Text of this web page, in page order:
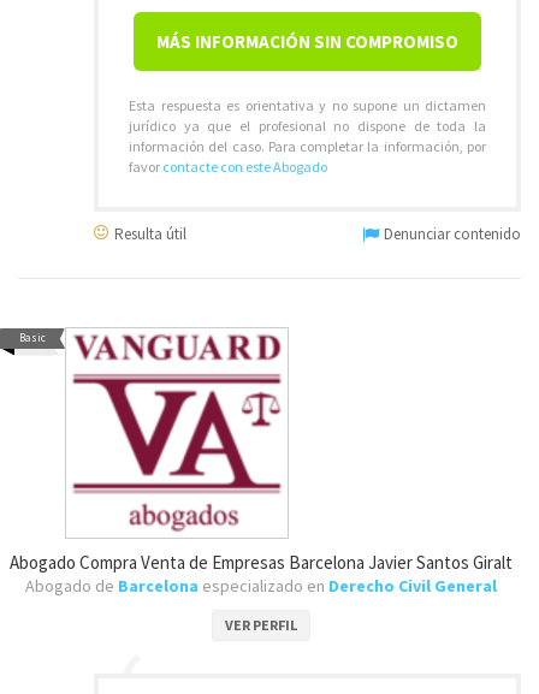
MÁS INFORMACIÓN SIN COMPROMISO
Esta respuesta es orientativa y no supone un dictamen
jurídico ya que el profesional no dispone de toda la
información del caso. Para completar la información, por
favor contacte con este Abogado
Resulta útil Denunciar contenido
Basic
Abogado Compra Venta de Empresas Barcelona Javier Santos Giralt
Abogado de Barcelona especializado en Derecho Civil General
VER PERFIL